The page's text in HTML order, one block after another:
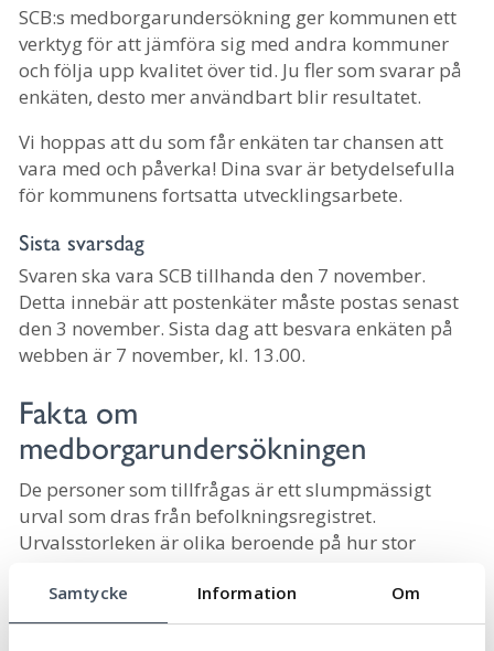
Samtycke Information Om
SCB:s medborgarundersökning ger kommunen ett
verktyg för att jämföra sig med andra kommuner
och följa upp kvalitet över tid. Ju fler som svarar på
enkäten, desto mer användbart blir resultatet.
Vi hoppas att du som får enkäten tar chansen att
vara med och påverka! Dina svar är betydelsefulla
för kommunens fortsatta utvecklingsarbete.
Sista svarsdag
Svaren ska vara SCB tillhanda den 7 november.
Detta innebär att postenkäter måste postas senast
den 3 november. Sista dag att besvara enkäten på
webben är 7 november, kl. 13.00.
Fakta om
medborgarundersökningen
De personer som tillfrågas är ett slumpmässigt
urval som dras från befolkningsregistret.
Urvalsstorleken är olika beroende på hur stor